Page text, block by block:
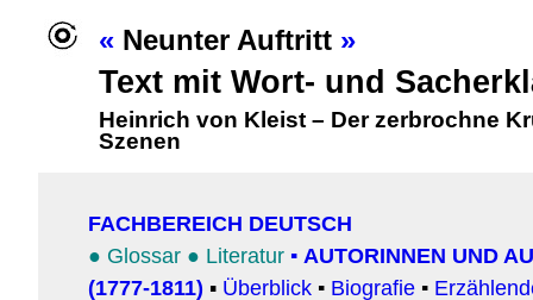
« Neunter Auftritt »
Text mit Wort- und
Heinrich von Kleist – Der zerbrochne
Szenen
FACHBEREICH DEUTSCH
● Glossar ● Literatur ▪ AUTORINNEN UND
(1777-1811) ▪ Überblick ▪ Biografie ▪